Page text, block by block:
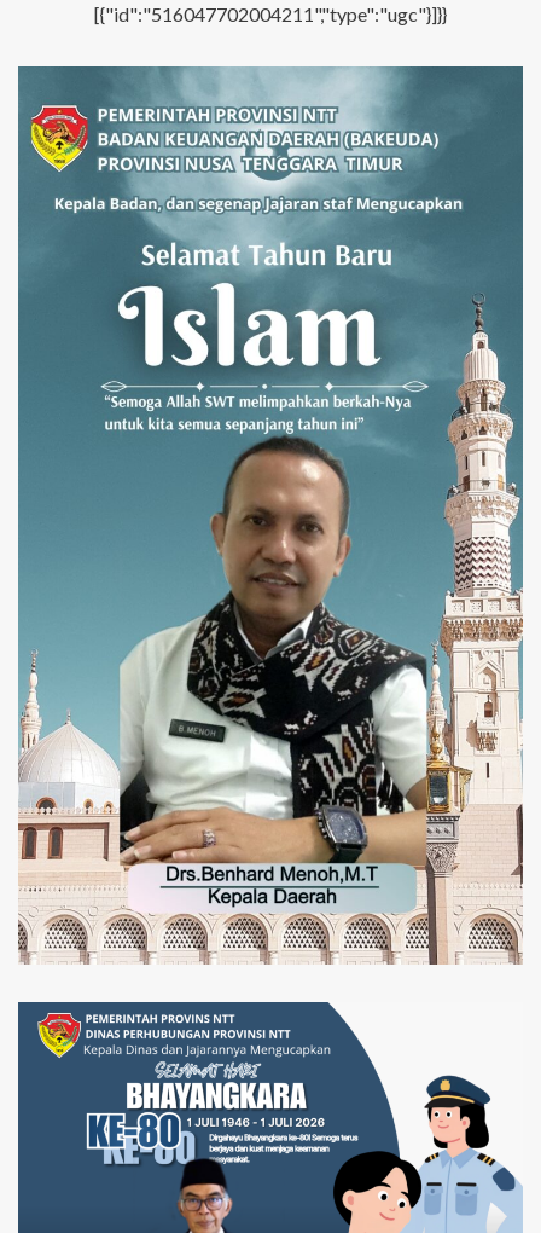
[{"id":"516047702004211","type":"ugc"}]}}